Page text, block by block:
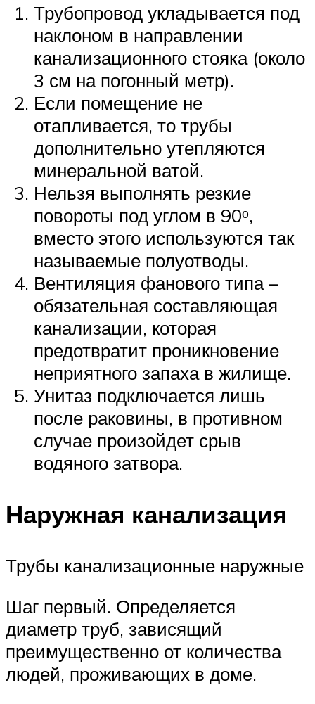
Трубопровод укладывается под
наклоном в направлении
канализационного стояка (около
3 см на погонный метр).
Если помещение не
отапливается, то трубы
дополнительно утепляются
минеральной ватой.
Нельзя выполнять резкие
повороты под углом в 90ᵒ,
вместо этого используются так
называемые полуотводы.
Вентиляция фанового типа –
обязательная составляющая
канализации, которая
предотвратит проникновение
неприятного запаха в жилище.
Унитаз подключается лишь
после раковины, в противном
случае произойдет срыв
водяного затвора.
Наружная канализация
Трубы канализационные наружные
Шаг первый. Определяется
диаметр труб, зависящий
преимущественно от количества
людей, проживающих в доме.